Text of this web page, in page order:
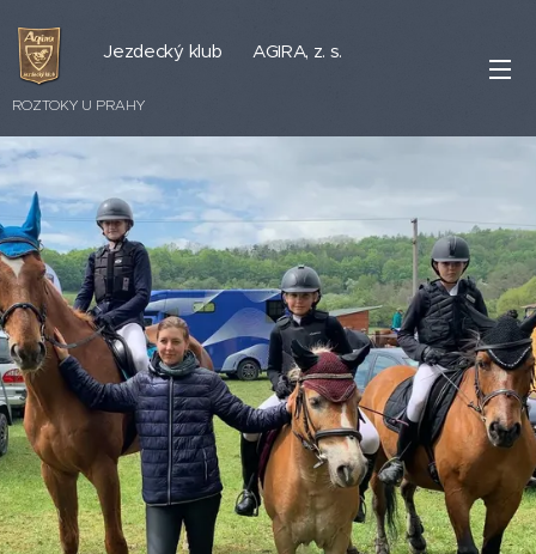
Jezdecký klub AGIRA, z. s.
ROZTOKY U PRAHY